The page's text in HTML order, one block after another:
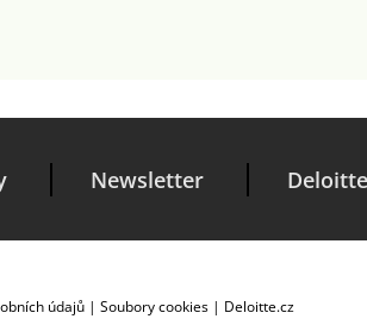
Newsletter
údajů | Soubory cookies | Deloitte.cz